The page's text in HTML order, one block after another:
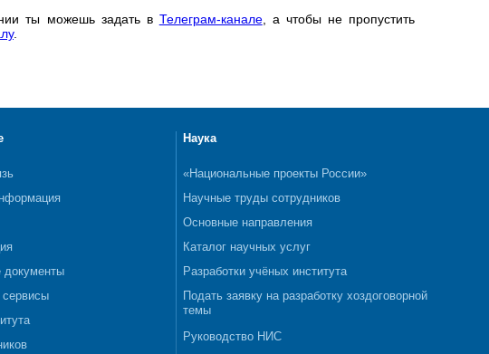
ты можешь задать в Телеграм-канале, а чтобы не пропустить
.
документы
сервисы
Наука
«Национальные проекты России»
Научные труды сотрудников
Основные направления
Каталог научных услуг
Разработки учёных института
Подать заявку на разработку хоздоговорной
темы
Руководство НИС